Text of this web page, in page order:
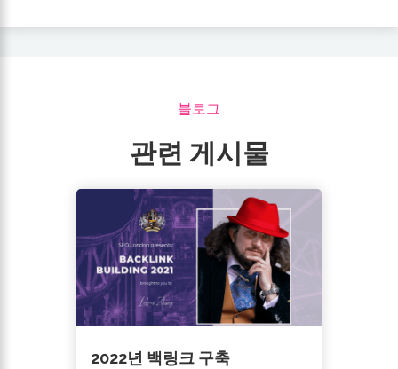
블로그
관련 게시물
2022년 백링크 구축